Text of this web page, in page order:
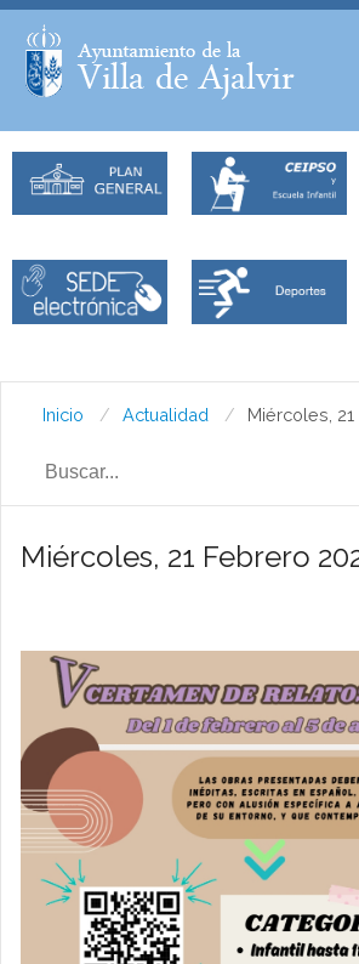
Facebook
Inicio Actualidad Miércoles,
Miércoles, 21 Febrero